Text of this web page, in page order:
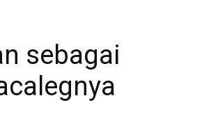
sebagai